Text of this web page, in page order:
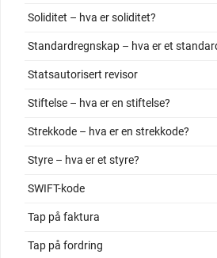
Soliditet – hva er soliditet?
Standardregnskap – hva er et
Statsautorisert revisor
Stiftelse – hva er en stiftelse?
Strekkode – hva er en strekkode?
Styre – hva er et styre?
SWIFT-kode
Tap på faktura
Tap på fordring